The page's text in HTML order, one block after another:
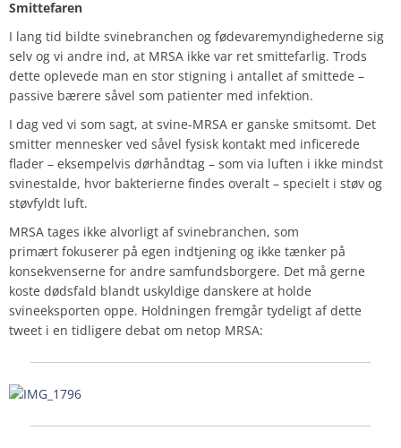
Smittefaren
I lang tid bildte svinebranchen og fødevaremyndighederne sig
selv og vi andre ind, at MRSA ikke var ret smittefarlig. Trods
dette oplevede man en stor stigning i antallet af smittede –
passive bærere såvel som patienter med infektion.
I dag ved vi som sagt, at svine-MRSA er ganske smitsomt. Det
smitter mennesker ved såvel fysisk kontakt med inficerede
flader – eksempelvis dørhåndtag – som via luften i ikke mindst
svinestalde, hvor bakterierne findes overalt – specielt i støv og
støvfyldt luft.
MRSA tages ikke alvorligt af svinebranchen, som
primært fokuserer på egen indtjening og ikke tænker på
konsekvenserne for andre samfundsborgere. Det må gerne
koste dødsfald blandt uskyldige danskere at holde
svineeksporten oppe. Holdningen fremgår tydeligt af dette
tweet i en tidligere debat om netop MRSA: